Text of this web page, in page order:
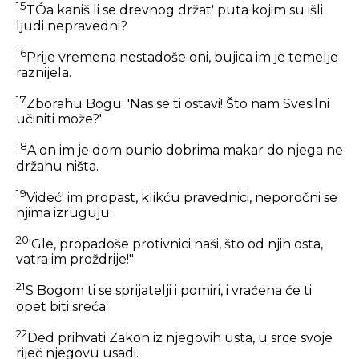
15TÓa kaniš li se drevnog držat' puta kojim su išli
ljudi nepravedni?
16Prije vremena nestadoše oni, bujica im je temelje
raznijela.
17Zborahu Bogu: 'Nas se ti ostavi! Što nam Svesilni
učiniti može?'
18A on im je dom punio dobrima makar do njega ne
držahu ništa.
19Videć' im propast, klikću pravednici, neporočni se
njima izruguju:
20'Gle, propadoše protivnici naši, što od njih osta,
vatra im proždrije!"
21S Bogom ti se sprijatelji i pomiri, i vraćena će ti
opet biti sreća.
22Ded prihvati Zakon iz njegovih usta, u srce svoje
riječ njegovu usadi.